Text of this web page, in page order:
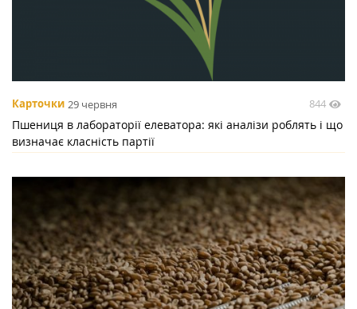
Карточки 29 червня 844
Пшениця в лабораторії елеватора: які аналізи роблять і що
визначає класність партії